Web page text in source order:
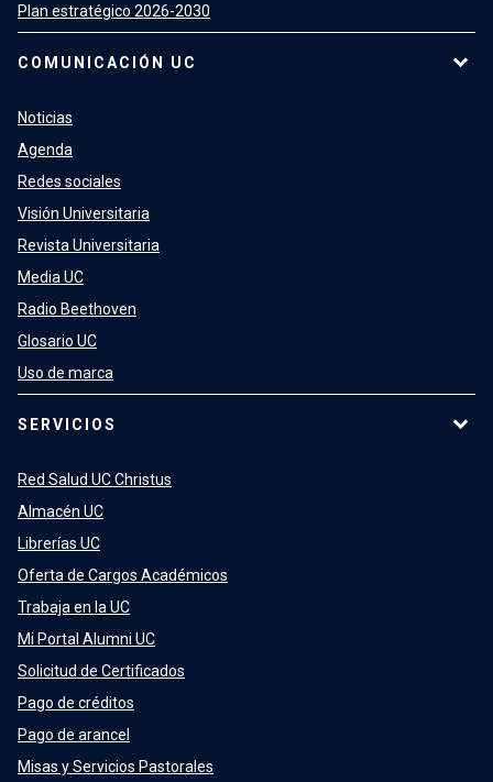
Plan estratégico 2026-2030
COMUNICACIÓN UC
Noticias
Agenda
Redes sociales
Visión Universitaria
Revista Universitaria
Media UC
Radio Beethoven
Glosario UC
Uso de marca
SERVICIOS
Red Salud UC Christus
Almacén UC
Librerías UC
Oferta de Cargos Académicos
Trabaja en la UC
Mi Portal Alumni UC
Solicitud de Certificados
Pago de créditos
Pago de arancel
Misas y Servicios Pastorales